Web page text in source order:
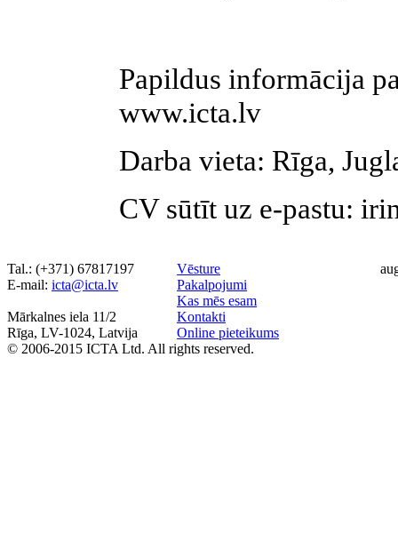
Papildus informācija
www.icta.lv
Darba vieta: Rīga,
CV sūtīt uz e-pastu:
Tal.: (+371) 67817197
Е-mail: icta@icta.lv
Mārkalnes iela 11/2
Rīga, LV-1024, Latvija
Vēsture
Pakalpojumi
Kas mēs esam
Kontakti
Online pieteikums
© 2006-2015 ICTA Ltd. All rights reserved.